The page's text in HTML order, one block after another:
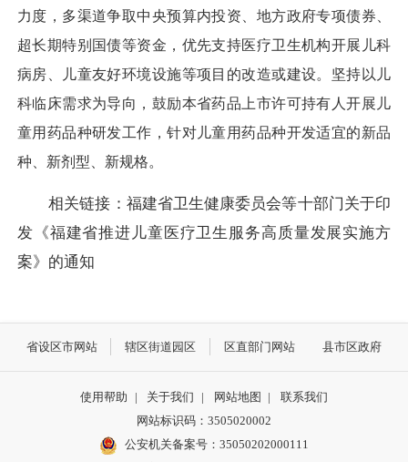
力度，多渠道争取中央预算内投资、地方政府专项债券、
超长期特别国债等资金，优先支持医疗卫生机构开展儿科
病房、儿童友好环境设施等项目的改造或建设。坚持以儿
科临床需求为导向，鼓励本省药品上市许可持有人开展儿
童用药品种研发工作，针对儿童用药品种开发适宜的新品
种、新剂型、新规格。
相关链接： 福建省卫生健康委员会等十部门关于印
发《福建省推进儿童医疗卫生服务高质量发展实施方
案》的通知
省设区市网站 辖区街道园区 区直部门网站 县市区政府
使用帮助 | 关于我们 | 网站地图 |
联系我们
网站标识码：3505020002
公安机关备案号：35050202000111